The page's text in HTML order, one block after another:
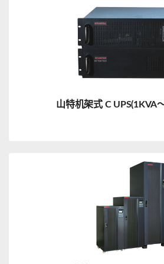
山特机架式 C UPS(1KVA